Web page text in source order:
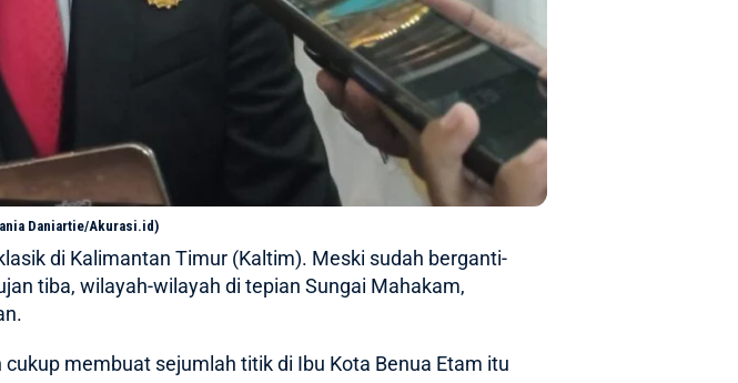
Daniartie/Akurasi.id)
di Kalimantan Timur (Kaltim). Meski sudah berganti-
tiba, wilayah-wilayah di tepian Sungai Mahakam,
membuat sejumlah titik di Ibu Kota Benua Etam itu